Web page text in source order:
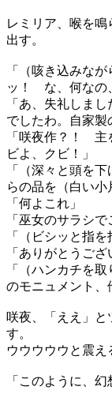
レミリア、喉を
出す。
「（咳き込みな
ッ！ な、何なの
「あ、失礼しま
でしたわ。自家製
「咲夜作？！ 主
ビよ、クビ！」
「（深々と頭を
らの品を（白い小
「何よこれ」
「巫女のサラシで
「（ビシッと指を
「ありがとうござ
「（ハンカチを
のモニュメント、
咲夜、「ええ」と
す。
ウウウウウと震え
「このように、